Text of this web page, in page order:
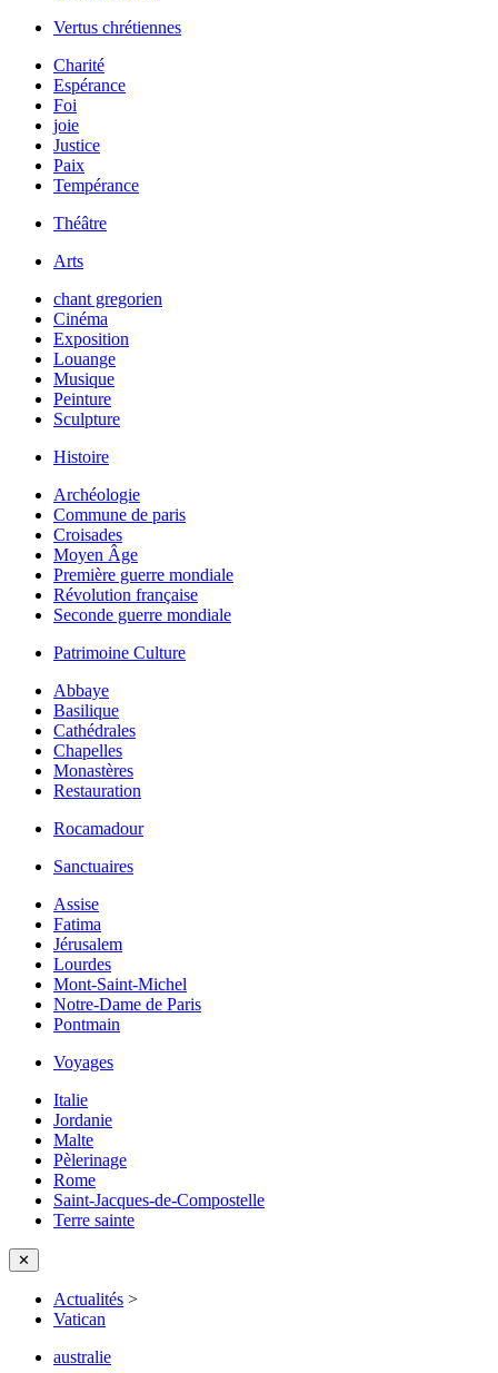
Vertus chrétiennes
Charité
Espérance
Foi
joie
Justice
Paix
Tempérance
Théâtre
Arts
chant gregorien
Cinéma
Exposition
Louange
Musique
Peinture
Sculpture
Histoire
Archéologie
Commune de paris
Croisades
Moyen Âge
Première guerre mondiale
Révolution française
Seconde guerre mondiale
Patrimoine Culture
Abbaye
Basilique
Cathédrales
Chapelles
Monastères
Restauration
Rocamadour
Sanctuaires
Assise
Fatima
Jérusalem
Lourdes
Mont-Saint-Michel
Notre-Dame de Paris
Pontmain
Voyages
Italie
Jordanie
Malte
Pèlerinage
Rome
Saint-Jacques-de-Compostelle
Terre sainte
✕
Actualités >
Vatican
australie